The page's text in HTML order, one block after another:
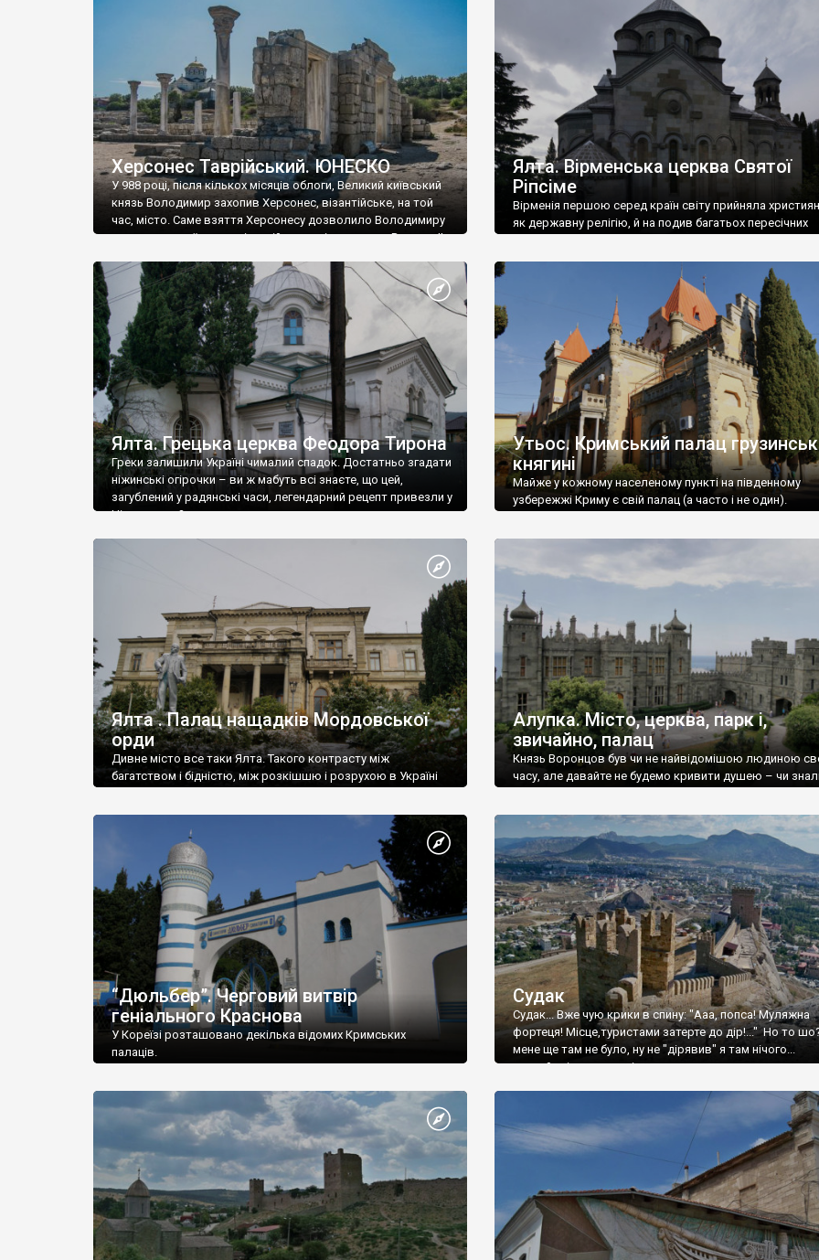
візантійської доби. Раритети викрадені з фондів об’єкту
культурної спадщини ЮНЕСКО «Херсонеса Таврійського».
Офіційно – на виставку «Золото Візантії», але експерти та
влада в Україні вважають це лише […]
називаються «повстяками» (postaki)…” “Вино. Крим
виробляє відмінне вино і його вдосталь: воно все
легке біле і дуже […]
Херсонес Таврійський. ЮНЕСКО
У 988 році, після кількох місяців облоги, Великий київський
князь Володимир захопив Херсонес, візантійське, на той
час, місто. Саме взяття Херсонесу дозволило Володимиру
диктувати свої умови візантійському імператору Василю ІІ,
Херсонесі Володимир-язичник, став Василем-
християнином. А потім було Хрещення Русі. На честь
Херсонесу Таврійського названо місто […]
Ялта. Вірменська церква Святої
Ріпсіме
Вірменія першою серед країн світу прийняла
як державну релігію, й на подив багатьох пересічних
Ялта. Грецька церква Феодора Тирона
Греки залишили Україні чималий спадок. Достатньо згадати
ніжинські огірочки – ви ж мабуть всі знаєте, що цей,
загублений у радянські часи, легендарний рецепт привезли у
Ніжин греки?
Утьос. Кримський палац
княгині
Майже у кожному населеному пункті на південному
узбережжі Криму є свій палац (а часто і не один).
Ялта . Палац нащадків Мордовської
орди
Дивне місто все таки Ялта. Такого контрасту між
багатством і бідністю, між розкішшю і розрухою в Україні
Алупка. Місто, церква, парк і,
звичайно, палац
Князь Воронцов був чи не найвідомішою людиною
часу, але давайте не будемо кривити душею – чи
“Дюльбер”. Черговий витвір
геніального Краснова
У Кореїзі розташовано декілька відомих Кримських
палаців.
Судак
Судак... Вже чую крики в спину: "Ааа, попса! Муляжна
фортеця! Місце,туристами затерте до дір!..." Но то
мене ще там не було, ну не "дірявив" я там нічого...
принаймні до цього літа.